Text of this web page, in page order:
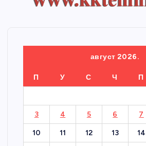
август 2026.
П У С Ч П
3 4 5 6 7
10 11 12 13 14